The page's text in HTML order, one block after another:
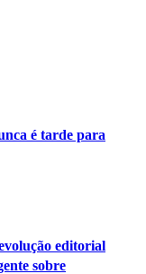
é tarde para
editorial
sobre